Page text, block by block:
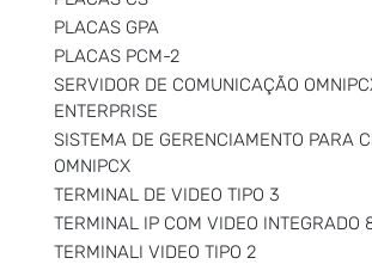
PLACAS GPA
PLACAS PCM-2
SERVIDOR DE COMUNICAÇÃO
ENTERPRISE
SISTEMA DE GERENCIAMENTO PARA
OMNIPCX
TERMINAL DE VIDEO TIPO 3
TERMINAL IP COM VIDEO INTEGRADO
TERMINALI VIDEO TIPO 2